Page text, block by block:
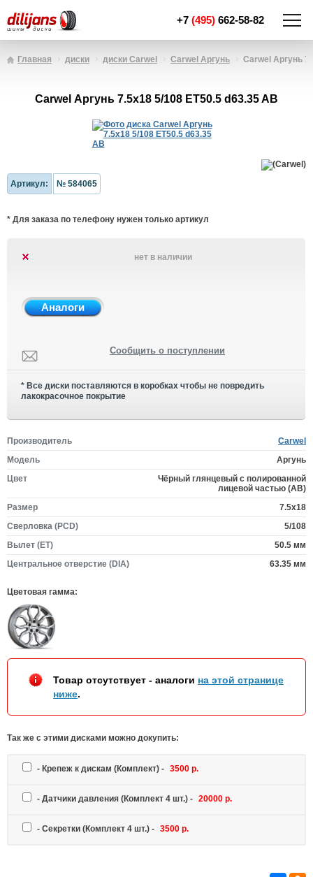
+7 (495) 662-58-82
Главная диски диски Carwel Carwel Аргунь Carwel Аргунь
Carwel Аргунь 7.5x18 5/108 ET50.5 d63.35 AB
Артикул: № 584065
* Для заказа по телефону нужен только артикул
нет в наличии
Аналоги
Сообщить о поступлении
* Все диски поставляются в коробках чтобы не повредить
лакокрасочное покрытие
Производитель
Carwel
Модель
Аргунь
Цвет
Чёрный глянцевый с полированной
лицевой частью (AB)
Размер
7.5x18
Сверловка (PCD)
5/108
Вылет (ET)
50.5 мм
Центральное отверстие (DIA)
63.35 мм
Цветовая гамма:
Товар отсутствует - аналоги на этой странице
ниже.
Так же c этими дисками можно докупить:
- Крепеж к дискам (Комплект) - 3500 р.
- Датчики давления (Комплект 4 шт.) - 20000 р.
- Секретки (Комплект 4 шт.) - 3500 р.